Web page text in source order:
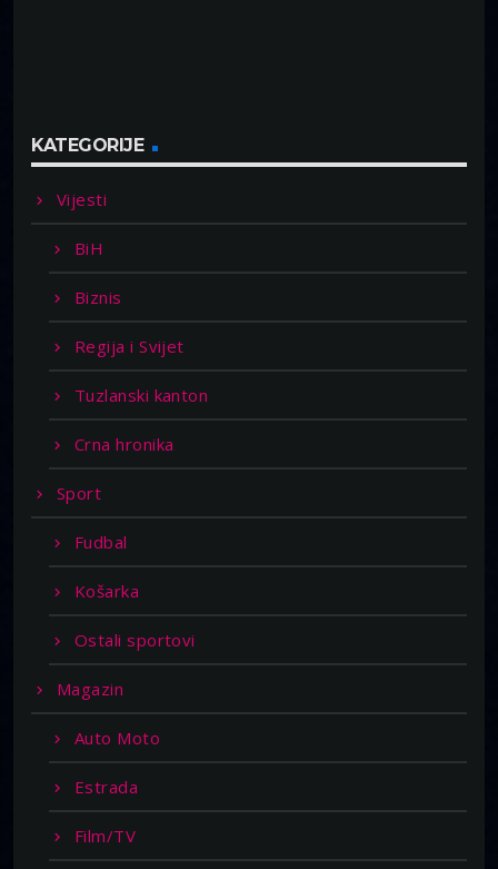
KATEGORIJE
Vijesti
BiH
Biznis
Regija i Svijet
Tuzlanski kanton
Crna hronika
Sport
Fudbal
Košarka
Ostali sportovi
Magazin
Auto Moto
Estrada
Film/TV